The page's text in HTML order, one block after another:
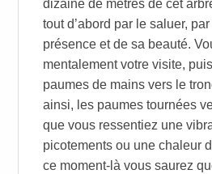
dizaine de mètres de cet
tout d’abord par le saluer,
présence et de sa beauté.
mentalement votre visite,
paumes de mains vers le
ainsi, les paumes tournées
que vous ressentiez une
picotements ou une chaleur
ce moment-là vous saurez